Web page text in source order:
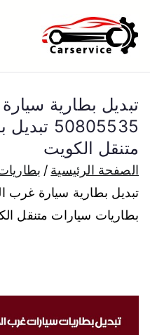
إلى
المحتوى
بنشر
بارخصتبديل بطارية
متنقل الكويت
الصفحة الرئيسية
بطاريات سيارات متنقل